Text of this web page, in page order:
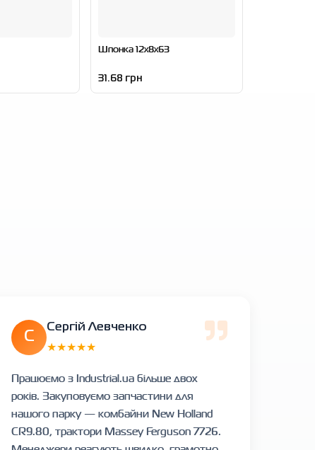
Шпонка 12x8x63
31.68 грн
С
Сергій Левченко
★★★★★
Працюємо з Industrial.ua більше двох
років. Закуповуємо запчастини для
нашого парку — комбайни New Holland
CR9.80, трактори Massey Ferguson 7726.